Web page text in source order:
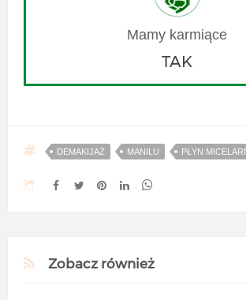
TAK
DEMAKIJAŻ MANILU PŁYN
Zobacz również